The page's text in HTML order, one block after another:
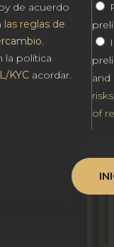
de acuerdo
las reglas de
.
la política
KYC acordar.
and
of